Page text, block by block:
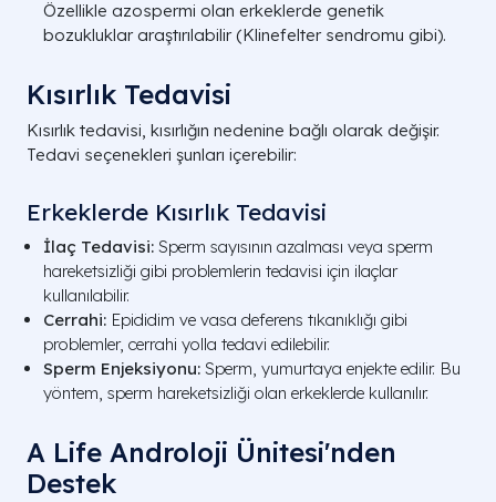
Özellikle azospermi olan erkeklerde genetik
bozukluklar araştırılabilir (Klinefelter sendromu gibi).
Kısırlık Tedavisi
Kısırlık tedavisi, kısırlığın nedenine bağlı olarak değişir.
Tedavi seçenekleri şunları içerebilir:
Erkeklerde Kısırlık Tedavisi
İlaç Tedavisi: Sperm sayısının azalması veya sperm
hareketsizliği gibi problemlerin tedavisi için ilaçlar
kullanılabilir.
Cerrahi: Epididim ve vasa deferens tıkanıklığı gibi
problemler, cerrahi yolla tedavi edilebilir.
Sperm Enjeksiyonu: Sperm, yumurtaya enjekte edilir. Bu
yöntem, sperm hareketsizliği olan erkeklerde kullanılır.
A Life Androloji Ünitesi'nden
Destek